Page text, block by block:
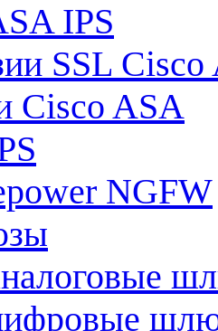
IPS
SSL Cisco
Cisco ASA
NGFW